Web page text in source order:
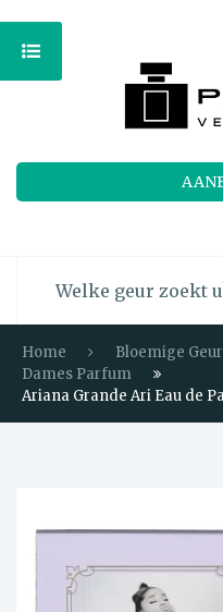
Home Bloemige
Dames Parfum
Ariana Grande Ari Eau de